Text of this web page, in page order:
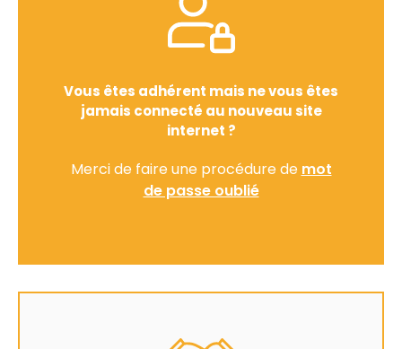
Vous êtes adhérent mais ne vous êtes
jamais connecté au nouveau site
internet ?
Merci de faire une procédure de mot
de passe oublié